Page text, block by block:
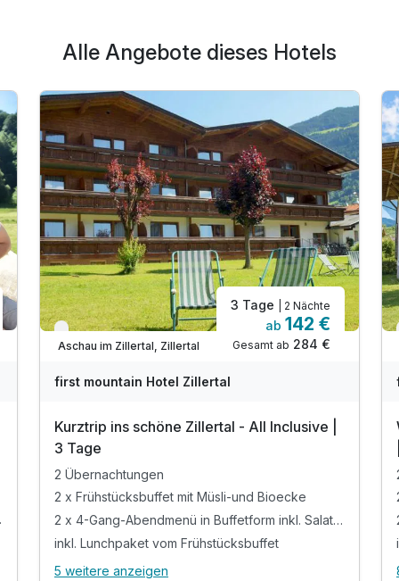
Alle Angebote dieses Hotels
Nur noch bis Oktober
Aschau im Zillertal, Zillertal
3 Tage | 2 Nächte
ab 142 €
Gesamt ab 284 €
first mountain Hotel Zillertal
Kurztrip ins schöne Zillertal - All Inclusive |
3 Tage
2 Übernachtungen
2 x Frühstücksbuffet mit Müsli-und Bioecke
2 x 4-Gang-Abendmenü in Buffetform inkl. Salatbar
inkl. Lunchpaket vom Frühstücksbuffet
5 weitere anzeigen